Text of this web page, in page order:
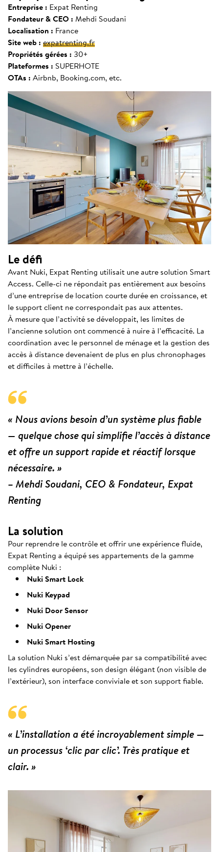
Entreprise : Expat Renting
Fondateur & CEO : Mehdi Soudani
Localisation : France
Site web : expatrenting.fr
Propriétés gérées : 30+
Plateformes : SUPERHOTE
OTAs : Airbnb, Booking.com, etc.
Le défi
Avant Nuki, Expat Renting utilisait une autre solution Smart
Access. Celle-ci ne répondait pas entièrement aux besoins
d’une entreprise de location courte durée en croissance, et
le support client ne correspondait pas aux attentes.
À mesure que l’activité se développait, les limites de
l’ancienne solution ont commencé à nuire à l’efficacité. La
coordination avec le personnel de ménage et la gestion des
accès à distance devenaient de plus en plus chronophages
et difficiles à mettre à l’échelle.
« Nous avions besoin d’un système plus fiable
— quelque chose qui simplifie l’accès à distance
et offre un support rapide et réactif lorsque
nécessaire. »
– Mehdi Soudani, CEO & Fondateur, Expat
Renting
La solution
Pour reprendre le contrôle et offrir une expérience fluide,
Expat Renting a équipé ses appartements de la gamme
complète Nuki :
Nuki Smart Lock
Nuki Keypad
Nuki Door Sensor
Nuki Opener
Nuki Smart Hosting
La solution Nuki s’est démarquée par sa compatibilité avec
les cylindres européens, son design élégant (non visible de
l’extérieur), son interface conviviale et son support fiable.
« L’installation a été incroyablement simple —
un processus ‘clic par clic’. Très pratique et
clair. »